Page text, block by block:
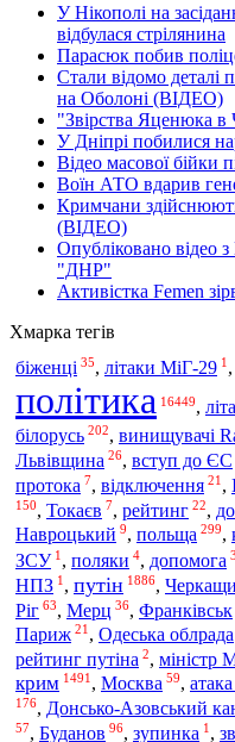
У Нікополі на
відбулася стрілянина
Парасюк побив
Стали відомо деталі
на Оболоні (ВІДЕО)
"Звірства Яценюка в
У Дніпрі побилися
Відео масової бійки
Воїн АТО вдарив
Кримчани
(ВІДЕО)
Опубліковано відео
"ДНР"
Активістка Femen
Хмарка тегів
біженці 35, літаки МіГ-29 1 ,
політика 16449,
білорусь 202, винищувачі
Львівщина 26, вступ до ЄС
протока 7, відключення 21 ,
150, Токаєв 7, рейтинг 22,
Навроцький 9, польща 299,
ЗСУ 1 , поляки 4, допомога
НПЗ 1 , путін 1886,
Ріг 63, Мерц 36, Франківськ
Париж 21, Одеська облрада
рейтинг путіна 2, міністр
крим 1491 , Москва 59,
176, Донсько-Азовський
57, Буданов 96, зупинка 1 ,